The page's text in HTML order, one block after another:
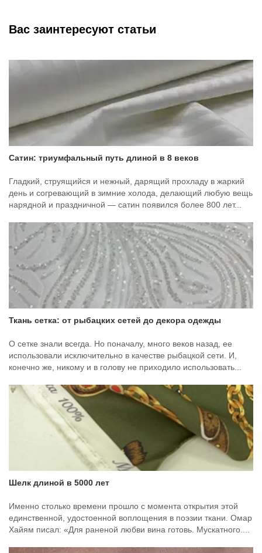
Вас заинтересуют статьи
Сатин: триумфальный путь длиной в 8 веков
Гладкий, струящийся и нежный, дарящий прохладу в жаркий
день и согревающий в зимние холода, делающий любую вещь
нарядной и праздничной — сатин появился более 800 лет...
Ткань сетка: от рыбацких сетей до декора одежды
О сетке знали всегда. Но поначалу, много веков назад, ее
использовали исключительно в качестве рыбацкой сети. И,
конечно же, никому и в голову не приходило использовать...
Шелк длиной в 5000 лет
Именно столько времени прошло с момента открытия этой
единственной, удостоенной воплощения в поэзии ткани. Омар
Хайям писал: «Для раненой любви вина готовь. Мускатного....